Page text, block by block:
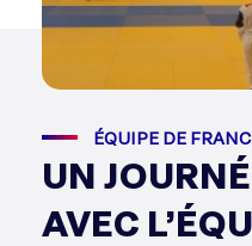
ÉQUIPE DE
UN
AVEC